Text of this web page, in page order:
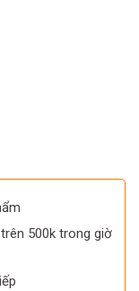
500k trong giờ